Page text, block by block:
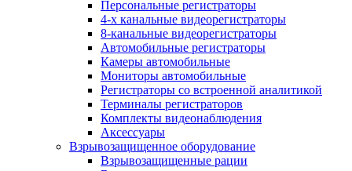
Персональные регистраторы
4-х канальные видеорегистраторы
8-канальные видеорегистраторы
Автомобильные регистраторы
Камеры автомобильные
Мониторы автомобильные
Регистраторы со встроенной аналитикой
Терминалы регистраторов
Комплекты видеонаблюдения
Аксессуары
Взрывозащищенное оборудование
Взрывозащищенные рации